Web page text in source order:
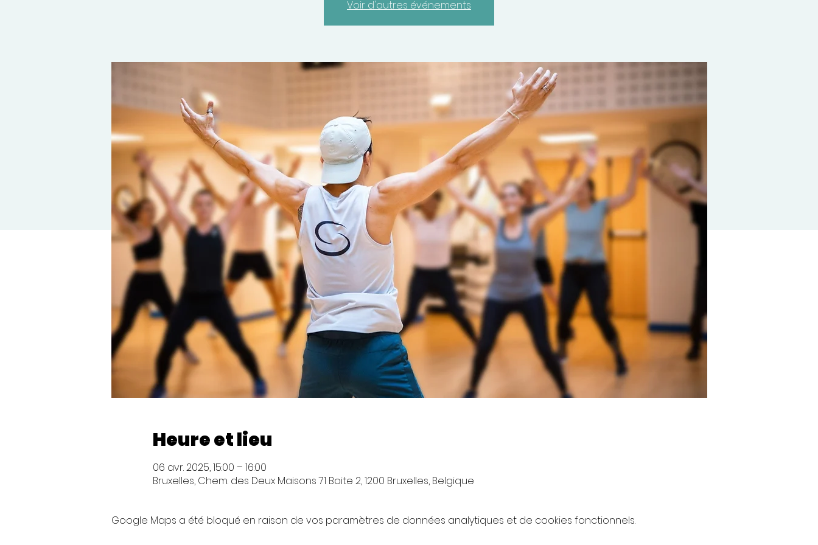
Voir d'autres événements
Heure et lieu
06 avr. 2025, 15:00 – 16:00
Bruxelles, Chem. des Deux Maisons 71 Boite 2, 1200 Bruxelles, Belgique
Google Maps a été bloqué en raison de vos paramètres de données analytiques et de cookies fonctionnels.